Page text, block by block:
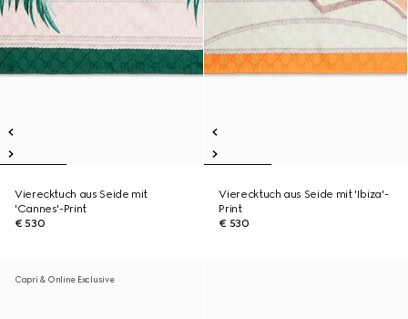
Vierecktuch aus Seide mit
'Cannes'-Print
€ 530
Vierecktuch aus Seide mit 'Ibiza'-
Print
€ 530
Capri & Online Exclusive